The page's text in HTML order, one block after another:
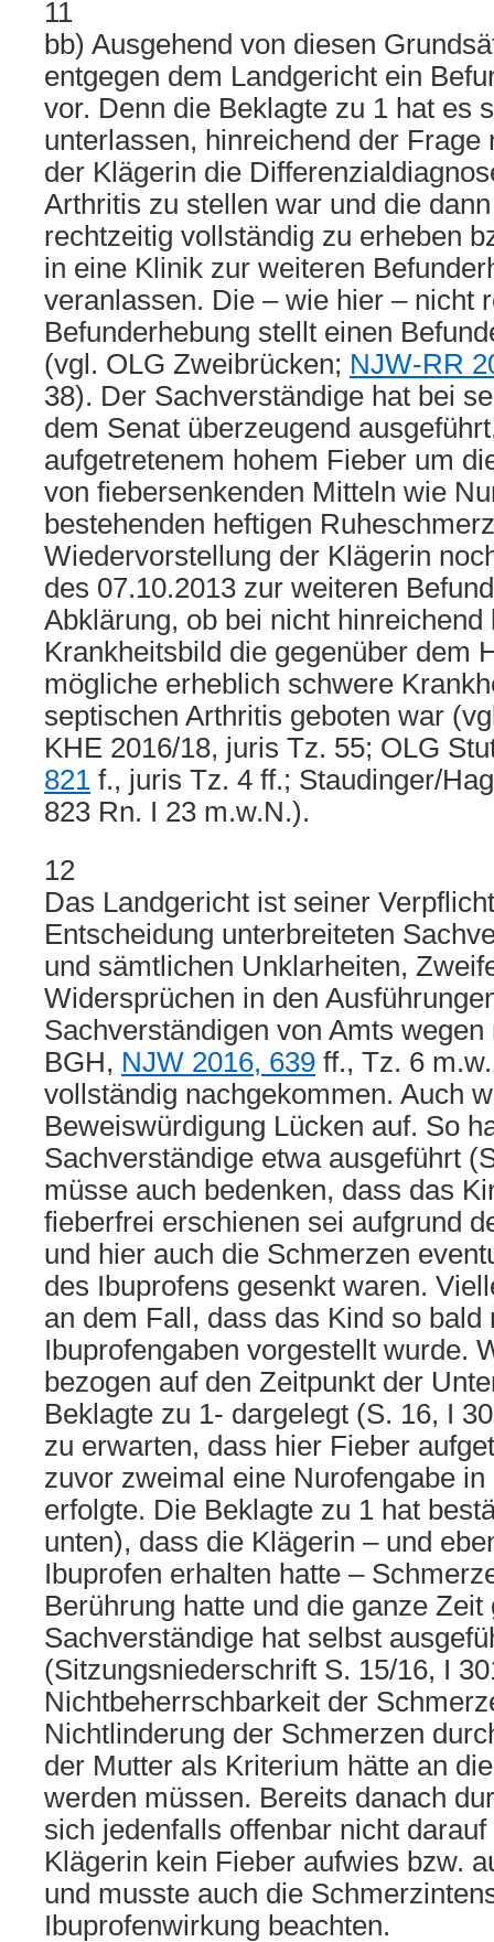
11
bb) Ausgehend von diesen
entgegen dem Landgericht ein
vor. Denn die Beklagte zu 1 hat es
unterlassen, hinreichend der Frage
der Klägerin die
Arthritis zu stellen war und die
rechtzeitig vollständig zu erheben
in eine Klinik zur weiteren
veranlassen. Die – wie hier – nicht
Befunderhebung stellt einen
(vgl. OLG Zweibrücken; NJW-RR
38). Der Sachverständige hat bei
dem Senat überzeugend
aufgetretenem hohem Fieber um
von fiebersenkenden Mitteln wie
bestehenden heftigen
Wiedervorstellung der Klägerin
des 07.10.2013 zur weiteren
Abklärung, ob bei nicht hinreichend
Krankheitsbild die gegenüber dem
mögliche erheblich schwere
septischen Arthritis geboten war
KHE 2016/18, juris Tz. 55; OLG
821 f., juris Tz. 4 ff.; Staudinger/
823 Rn. I 23 m.w.N.).
12
Das Landgericht ist seiner
Entscheidung unterbreiteten
und sämtlichen Unklarheiten,
Widersprüchen in den
Sachverständigen von Amts
BGH, NJW 2016, 639 ff., Tz. 6
vollständig nachgekommen. Auch
Beweiswürdigung Lücken auf. So
Sachverständige etwa ausgeführt
müsse auch bedenken, dass das
fieberfrei erschienen sei aufgrund
und hier auch die Schmerzen
des Ibuprofens gesenkt waren.
an dem Fall, dass das Kind so bald
Ibuprofengaben vorgestellt wurde.
bezogen auf den Zeitpunkt der
Beklagte zu 1- dargelegt (S. 16, I
zu erwarten, dass hier Fieber
zuvor zweimal eine Nurofengabe
erfolgte. Die Beklagte zu 1 hat
unten), dass die Klägerin – und
Ibuprofen erhalten hatte –
Berührung hatte und die ganze
Sachverständige hat selbst
(Sitzungsniederschrift S. 15/16, I
Nichtbeherrschbarkeit der
Nichtlinderung der Schmerzen
der Mutter als Kriterium hätte an
werden müssen. Bereits danach
sich jedenfalls offenbar nicht
Klägerin kein Fieber aufwies bzw.
und musste auch die
Ibuprofenwirkung beachten.